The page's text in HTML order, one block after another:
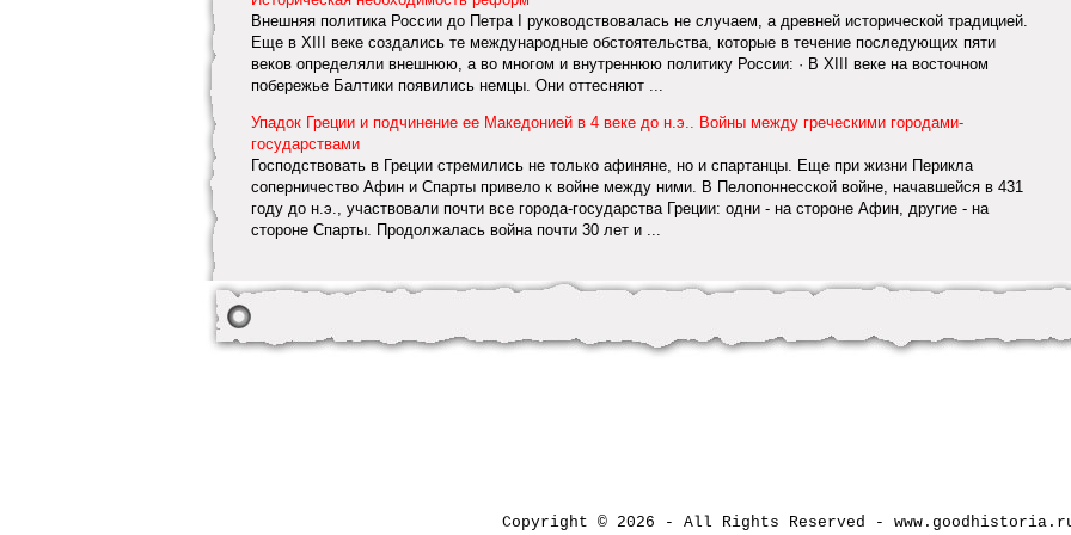
Внешняя политика России до Петра I руководствовалась не случаем, а древней исторической традицией.
Еще в XIII веке создались те международные обстоятельства, которые в течение последующих пяти
веков определяли внешнюю, а во многом и внутреннюю политику России: · В XIII веке на восточном
побережье Балтики появились немцы. Они оттесняют ...
Упадок Греции и подчинение ее Македонией в 4 веке до н.э.. Войны между греческими городами-
государствами
Господствовать в Греции стремились не только афиняне, но и спартанцы. Еще при жизни Перикла
соперничество Афин и Спарты привело к войне между ними. В Пелопоннесской войне, начавшейся в 431
году до н.э., участвовали почти все города-государства Греции: одни - на стороне Афин, другие - на
стороне Спарты. Продолжалась война почти 30 лет и ...
Copyright © 2026 - All Rights Reserved -